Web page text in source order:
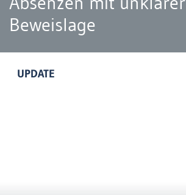
Beweislage
UPDATE